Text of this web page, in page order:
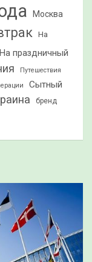
Москва
На
На праздничный
Путешествия
Сытный
бренд